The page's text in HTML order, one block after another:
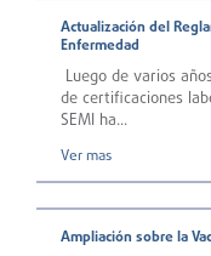
Actualización del
Enfermedad
Luego de varios
de certificaciones
SEMI ha...
Ver mas
Ampliación sobre la